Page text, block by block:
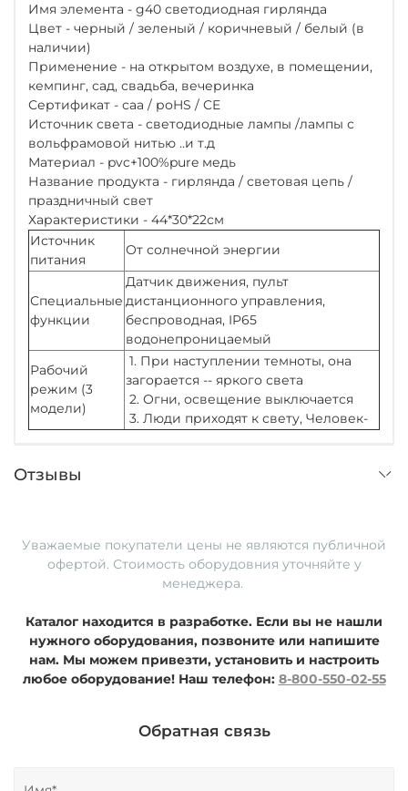
Имя элемента - g40 светодиодная гирлянда
Цвет - черный / зеленый / коричневый / белый (в
наличии)
Применение - на открытом воздухе, в помещении,
кемпинг, сад, свадьба, вечеринка
Сертификат - саа / роHS / CE
Источник света - светодиодные лампы /лампы с
вольфрамовой нитью ..и т.д
Материал - pvc+100%pure медь
Название продукта - гирлянда / световая цепь /
праздничный свет
Характеристики - 44*30*22см
Источник
питания
От солнечной энергии
Специальные
функции
Датчик движения, пульт
дистанционного управления,
беспроводная, IP65
водонепроницаемый
Рабочий
режим (3
модели)
1. При наступлении темноты, она
загорается -- яркого света
2. Огни, освещение выключается
3. Люди приходят к свету, Человек-
Отзывы
Уважаемые покупатели цены не являются публичной
офертой. Стоимость оборудовния уточняйте у
менеджера.
Каталог находится в разработке. Если вы не нашли
нужного оборудования, позвоните или напишите
нам. Мы можем привезти, установить и настроить
любое оборудование! Наш телефон: 8-800-550-02-55
Обратная связь